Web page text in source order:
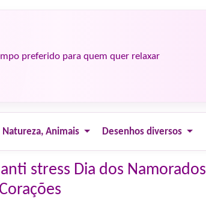
preferido para quem quer relaxar
Natureza, Animais Desenhos diversos
stress Dia dos Namorados
Corações